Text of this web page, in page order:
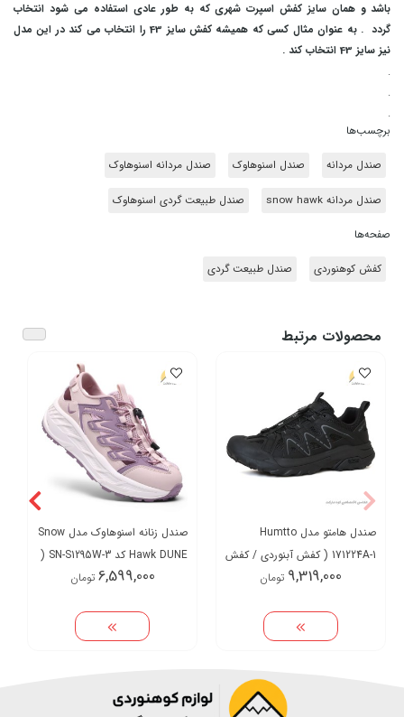
باشد و همان سایز کفش اسپرت شهری که به طور عادی استفاده می شود انتخاب
گردد . به عنوان مثال کسی که همیشه کفش سایز 43 را انتخاب می کند در این مدل
نیز سایز 43 انتخاب کند .
.
.
.
برچسب‌ها
صندل مردانه صندل اسنوهاوک صندل مردانه اسنوهاوک
صندل مردانه snow hawk صندل طبیعت گردی اسنوهاوک
صفحه‌ها
کفش کوهنوردی صندل طبیعت گردی
محصولات مرتبط
صندل هامتو مدل Humtto
171224A-1 ( کفش آبنوردی / کفش
تابستانی )9,319,000 تومان
صندل زنانه اسنوهاوک مدل Snow
Hawk DUNE کد SN-S1295W-3 (
کفش تابستانی )
6,599,000 تومان